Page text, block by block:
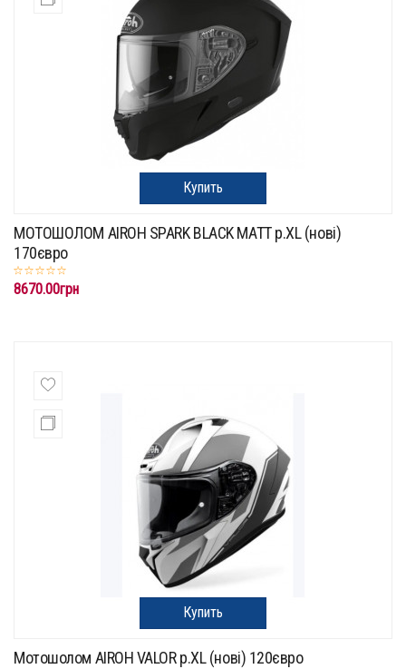
Купить
МОТОШОЛОМ AIROH SPARK BLACK MATT p.XL (нові)
170євро
8670.00грн
Купить
Мотошолом AIROH VALOR p.XL (нові) 120євро